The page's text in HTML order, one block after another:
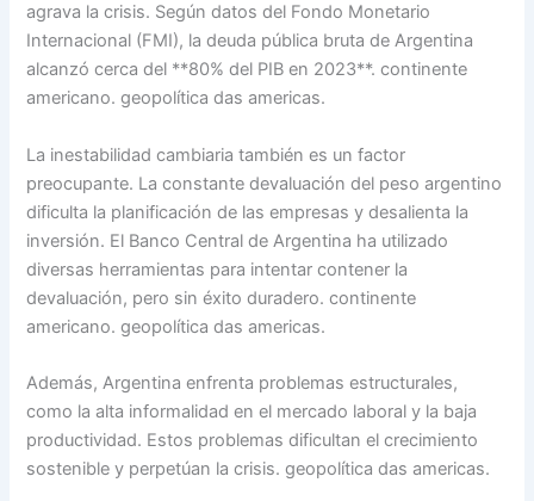
agrava la crisis. Según datos del Fondo Monetario
Internacional (FMI), la deuda pública bruta de Argentina
alcanzó cerca del **80% del PIB en 2023**. continente
americano. geopolítica das americas.
La inestabilidad cambiaria también es un factor
preocupante. La constante devaluación del peso argentino
dificulta la planificación de las empresas y desalienta la
inversión. El Banco Central de Argentina ha utilizado
diversas herramientas para intentar contener la
devaluación, pero sin éxito duradero. continente
americano. geopolítica das americas.
Además, Argentina enfrenta problemas estructurales,
como la alta informalidad en el mercado laboral y la baja
productividad. Estos problemas dificultan el crecimiento
sostenible y perpetúan la crisis. geopolítica das americas.